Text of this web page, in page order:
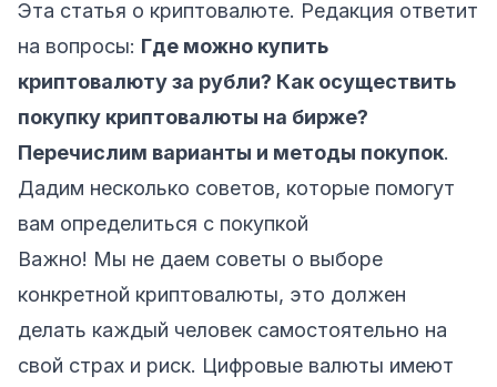
Эта статья о криптовалюте. Редакция ответит
на вопросы: Где можно купить
криптовалюту за рубли? Как осуществить
покупку криптовалюты на бирже?
Перечислим варианты и методы покупок.
Дадим несколько советов, которые помогут
вам определиться с покупкой
Важно! Мы не даем советы о выборе
конкретной криптовалюты, это должен
делать каждый человек самостоятельно на
свой страх и риск. Цифровые валюты имеют